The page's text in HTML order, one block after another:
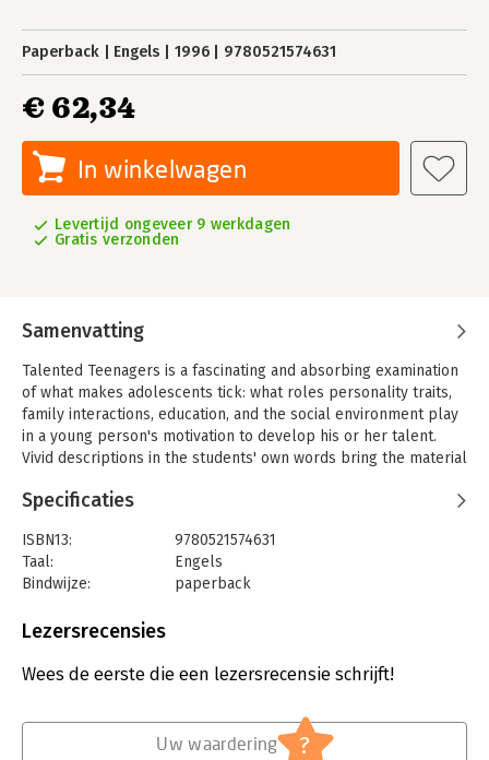
Paperback Engels 1996 9780521574631
€ 62,34
In winkelwagen
Levertijd ongeveer 9 werkdagen
Gratis verzonden
Samenvatting
Talented Teenagers is a fascinating and absorbing examination
of what makes adolescents tick: what roles personality traits,
family interactions, education, and the social environment play
in a young person's motivation to develop his or her talent.
Vivid descriptions in the students' own words bring the material
find in these pages concrete information abou the conditions
for both the gifted and the average student.
Specificaties
ISBN13:
9780521574631
Taal:
Engels
Bindwijze:
paperback
Uitgever:
Lezersrecensies
Wees de eerste die een lezersrecensie schrijft!
Uw waardering ?